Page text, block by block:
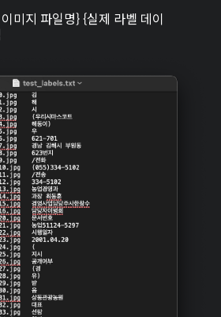
미지 파일명} {실제 라벨 데이